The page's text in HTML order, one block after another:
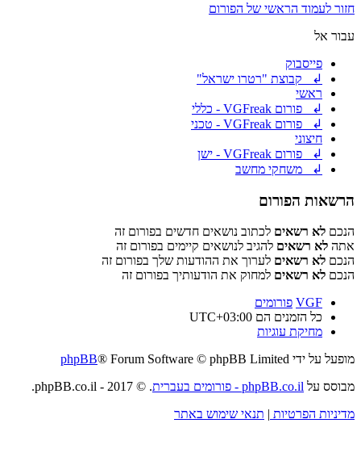
חזור לעמוד הראשי של הפורום
עבור אל
פייסבוק
↲ קבוצת "רטרו ישראל"
ראשי
↲ פורום VGFreak - כללי
↲ פורום VGFreak - טכני
חיצוני
↲ פורום VGFreak - ישן
↲ משחקי מחשב
הרשאות הפורום
הנכם לא רשאים לכתוב נושאים חדשים בפורום זה
אתה לא רשאים להגיב לנושאים קיימים בפורום זה
הנכם לא רשאים לערוך את ההודעות שלך בפורום זה
הנכם לא רשאים למחוק את הודעותיך בפורום זה
VGF פורומים
כל הזמנים הם UTC+03:00
מחיקת עוגיות
מופעל על ידי
phpBB® Forum Software © phpBB Limited
מבוסס על phpBB.co.il - פורומים בעברית
. © 2017 - phpBB.co.il.
מדיניות הפרטיות
תנאי שימוש באתר